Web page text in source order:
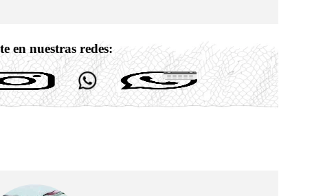
en nuestras redes: